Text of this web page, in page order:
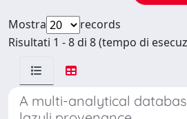
Mostra
records
Risultati 1 - 8 di 8 (tempo di
A multi-analytical